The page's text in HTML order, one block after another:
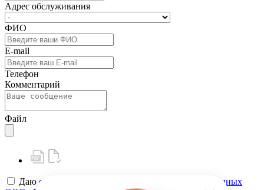
Адрес обслуживания
ФИО
E-mail
Телефон
Комментарий
Файл
Даю своё
согласие на обработку персональных данных